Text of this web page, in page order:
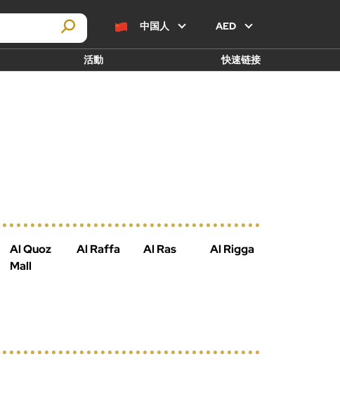
中国人 AED
活動 快速链接
Al Quoz
Mall
Al Raffa Al Ras Al Rigga